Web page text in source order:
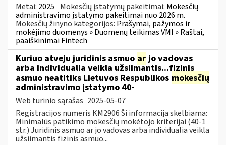
Metai: 2025 Mokesčių įstatymų pakeitimai: Mokesčių
administravimo įstatymo pakeitimai nuo 2026 m.
Mokesčių žinyno kategorijos: Prašymai, pažymos ir
mokėjimo duomenys » Duomenų teikimas VMI » Raštai,
paaiškinimai Fintech
Kuriuo atveju juridinis asmuo arjo vadovas
arba individualia veikla užsiimantis...fizinis
asmuo neatitiks Lietuvos Respublikos mokesčių
administravimo įstatymo 40-
Web turinio sąrašas 2025-05-07
Registracijos numeris KM2906 Ši informacija skelbiama:
Minimalūs patikimo mokesčių mokėtojo kriterijai (40-1
str.) Juridinis asmuo ar jo vadovas arba individualia veikla
užsiimantis fizinis asmuo...